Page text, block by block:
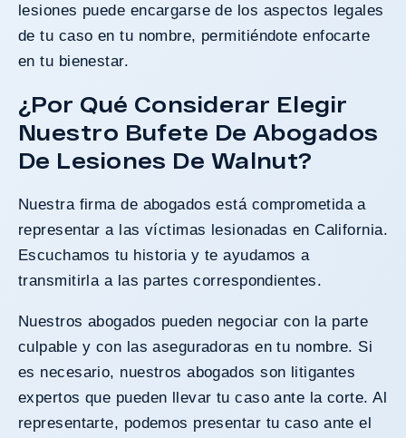
lesiones puede encargarse de los aspectos legales
de tu caso en tu nombre, permitiéndote enfocarte
en tu bienestar.
¿Por Qué Considerar Elegir
Nuestro Bufete De Abogados
De Lesiones De Walnut?
Nuestra firma de abogados está comprometida a
representar a las víctimas lesionadas en California.
Escuchamos tu historia y te ayudamos a
transmitirla a las partes correspondientes.
Nuestros abogados pueden negociar con la parte
culpable y con las aseguradoras en tu nombre. Si
es necesario, nuestros abogados son litigantes
expertos que pueden llevar tu caso ante la corte. Al
representarte, podemos presentar tu caso ante el